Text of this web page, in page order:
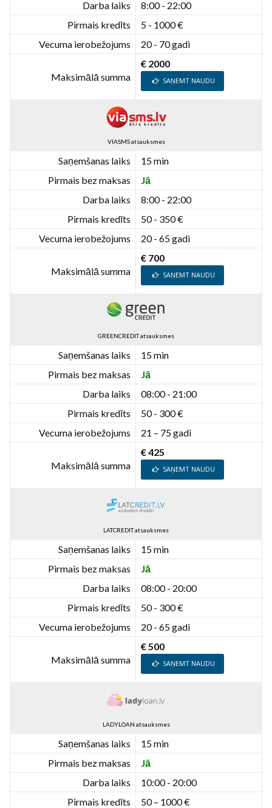
Darba laiks
8:00 - 22:00
Pirmais kredīts
5 - 1000 €
Vecuma ierobežojums
20 - 70 gadi
Maksimālā summa
€ 2000
SAŅEMT NAUDU
VIASMS atsauksmes
Saņemšanas laiks
15 min
Pirmais bez maksas
Jā
Darba laiks
8:00 - 22:00
Pirmais kredīts
50 - 350 €
Vecuma ierobežojums
20 - 65 gadi
Maksimālā summa
€ 700
SAŅEMT NAUDU
GREENCREDIT atsauksmes
Saņemšanas laiks
15 min
Pirmais bez maksas
Jā
Darba laiks
08:00 - 21:00
Pirmais kredīts
50 - 300 €
Vecuma ierobežojums
21 – 75 gadi
Maksimālā summa
€ 425
SAŅEMT NAUDU
LATCREDIT atsauksmes
Saņemšanas laiks
15 min
Pirmais bez maksas
Jā
Darba laiks
08:00 - 20:00
Pirmais kredīts
50 - 300 €
Vecuma ierobežojums
20 - 65 gadi
Maksimālā summa
€ 500
SAŅEMT NAUDU
LADYLOAN atsauksmes
Saņemšanas laiks
15 min
Pirmais bez maksas
Jā
Darba laiks
10:00 - 20:00
Pirmais kredīts
50 – 1000 €